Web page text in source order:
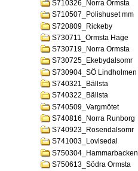
S710326_Norra Ormsta
S710507_Polishuset mm
S720809_Rickeby
S730711_Ormsta Hage
S730719_Norra Ormsta
S730725_Ekebydalsomr
S730904_SÖ Lindholmen
S740321_Bällsta
S740322_Bällsta
S740509_Vargmötet
S740816_Norra Runborg
S740923_Rosendalsomr
S741003_Lovisedal
S750304_Hammarbacken
S750613_Södra Ormsta